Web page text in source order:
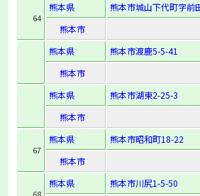
64
熊本県
熊本市城山下代町字前
熊本市
熊本県
熊本市渡鹿5-5-41
熊本市
熊本県
熊本市湖東2-25-3
熊本市
67
熊本県
熊本市昭和町18-22
熊本市
熊本県
熊本市川尻1-5-50